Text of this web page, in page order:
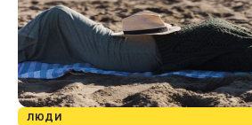
ЛЮДИ